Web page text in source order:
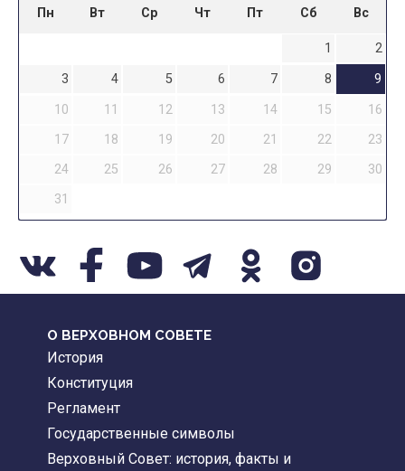
Пн Вт Ср Чт Пт Сб Вс
1
2
3
4 5 6 7 8
9
10
11 12 13 14 15
16
17
18 19 20 21 22
23
24
25 26 27 28 29
30
31
О ВЕРХОВНОМ СОВЕТЕ
История
Конституция
Регламент
Государственные символы
Верховный Совет: история, факты и